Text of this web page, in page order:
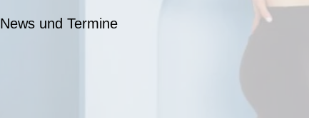
News und Termine